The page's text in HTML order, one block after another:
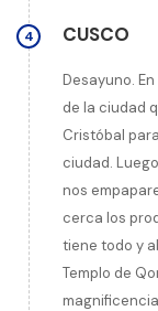
4 CUSCO
Desayuno.
de la ciudad
Cristóbal
ciudad.
nos
cerca los
tiene todo y
Templo de